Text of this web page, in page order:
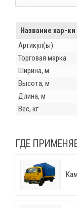
Название хар-ки
Артикул(ы)
Торговая марка
Ширина, м
Высота, м
Длина, м
Вес, кг
ГДЕ